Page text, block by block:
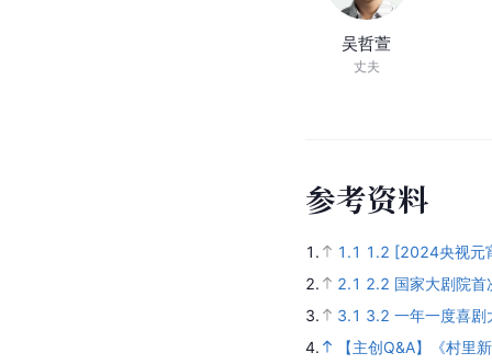
吴哲萱
丈夫
参考资料
1. 1.1 1.2 [2024央视元
2.
2.1 2.2 国家大剧院
3.
3.1 3.2 一年一度喜剧
4.
【主创Q&A】《村里